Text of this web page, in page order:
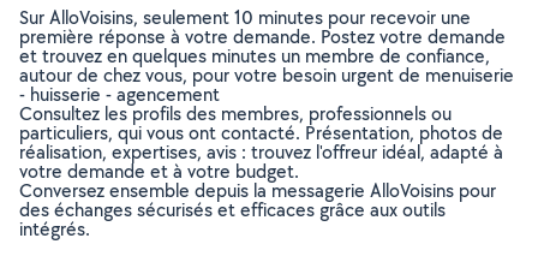
Sur AlloVoisins, seulement 10 minutes pour recevoir une
première réponse à votre demande. Postez votre demande
et trouvez en quelques minutes un membre de confiance,
autour de chez vous, pour votre besoin urgent de menuiserie
- huisserie - agencement
Consultez les profils des membres, professionnels ou
particuliers, qui vous ont contacté. Présentation, photos de
réalisation, expertises, avis : trouvez l'offreur idéal, adapté à
votre demande et à votre budget.
Conversez ensemble depuis la messagerie AlloVoisins pour
des échanges sécurisés et efficaces grâce aux outils
intégrés.